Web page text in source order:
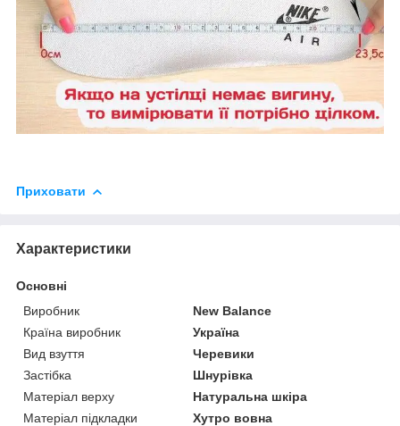
Приховати
Характеристики
Основні
Виробник
New Balance
Країна виробник
Україна
Вид взуття
Черевики
Застібка
Шнурівка
Матеріал верху
Натуральна шкіра
Матеріал підкладки
Хутро вовна